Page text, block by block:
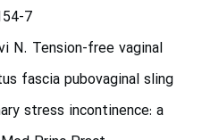
7
N. Tension-free vaginal
fascia pubovaginal sling
stress incontinence: a